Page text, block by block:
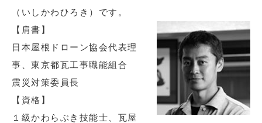
（いしかわひろき）です。
【肩書】
日本屋根ドローン協会代表理
事、東京都瓦工事職能組合
震災対策委員長
【資格】
１級かわらぶき技能士、瓦屋